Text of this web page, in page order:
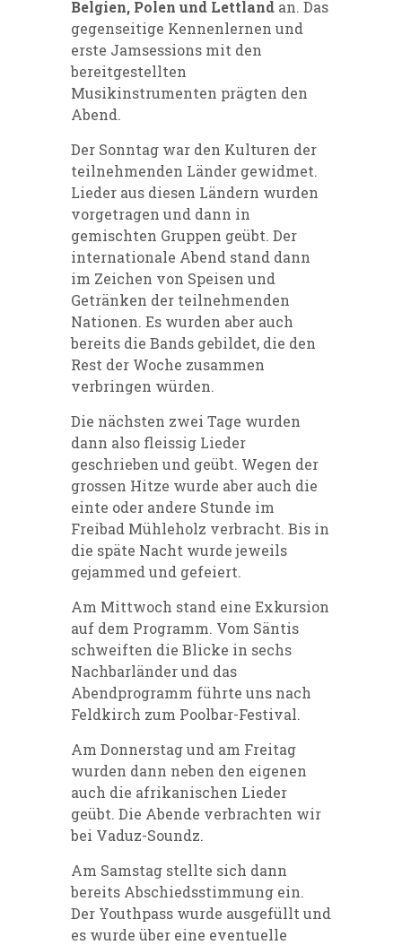
Belgien, Polen und Lettland an. Das
gegenseitige Kennenlernen und
erste Jamsessions mit den
bereitgestellten
Musikinstrumenten prägten den
Abend.
Der Sonntag war den Kulturen der
teilnehmenden Länder gewidmet.
Lieder aus diesen Ländern wurden
vorgetragen und dann in
gemischten Gruppen geübt. Der
internationale Abend stand dann
im Zeichen von Speisen und
Getränken der teilnehmenden
Nationen. Es wurden aber auch
bereits die Bands gebildet, die den
Rest der Woche zusammen
verbringen würden.
Die nächsten zwei Tage wurden
dann also fleissig Lieder
geschrieben und geübt. Wegen der
grossen Hitze wurde aber auch die
einte oder andere Stunde im
Freibad Mühleholz verbracht. Bis in
die späte Nacht wurde jeweils
gejammed und gefeiert.
Am Mittwoch stand eine Exkursion
auf dem Programm. Vom Säntis
schweiften die Blicke in sechs
Nachbarländer und das
Abendprogramm führte uns nach
Feldkirch zum Poolbar-Festival.
Am Donnerstag und am Freitag
wurden dann neben den eigenen
auch die afrikanischen Lieder
geübt. Die Abende verbrachten wir
bei Vaduz-Soundz.
Am Samstag stellte sich dann
bereits Abschiedsstimmung ein.
Der Youthpass wurde ausgefüllt und
es wurde über eine eventuelle